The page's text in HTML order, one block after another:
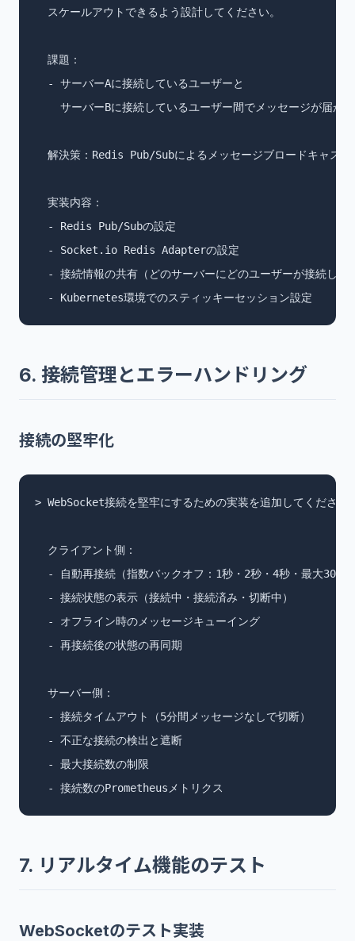
  スケールアウトできるよう設計してください。
  課題：
  - サーバーAに接続しているユーザーと
サーバーBに接続しているユーザー間でメッセージが届か
  解決策：Redis Pub/Subによるメッセージブロードキャスト
  実装内容：
  - Redis Pub/Subの設定
  - Socket.io Redis Adapterの設定
- 接続情報の共有（どのサーバーにどのユーザーが接続して
  - Kubernetes環境でのスティッキーセッション設定
6. 接続管理とエラーハンドリング
接続の堅牢化
> WebSocket接続を堅牢にするための実装を追加してください
  クライアント側：
- 自動再接続（指数バックオフ：1秒・2秒・4秒・最大30秒
  - 接続状態の表示（接続中・接続済み・切断中）
  - オフライン時のメッセージキューイング
  - 再接続後の状態の再同期
  サーバー側：
  - 接続タイムアウト（5分間メッセージなしで切断）
  - 不正な接続の検出と遮断
  - 最大接続数の制限
  - 接続数のPrometheusメトリクス
7. リアルタイム機能のテスト
WebSocketのテスト実装